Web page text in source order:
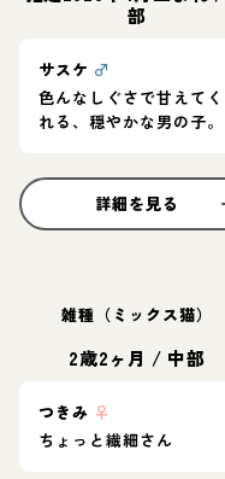
部
サスケ ♂
色んなしぐさで甘えてく
れる、穏やかな男の子。
詳細を見る
雑種（ミックス猫）
2歳2ヶ月 / 中部
つきみ ♀
ちょっと繊細さん